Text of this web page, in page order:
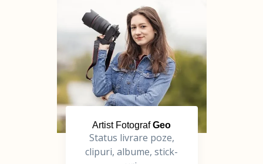
Artist FotografGeo
Status livrare poze,
clipuri, albume, stick-